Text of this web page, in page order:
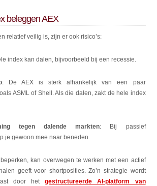
beleggen AEX
relatief veilig is, zijn er ook risico’s:
index kan dalen, bijvoorbeeld bij een recessie.
: De AEX is sterk afhankelijk van een paar
ASML of Shell. Als die dalen, zakt de hele index
tegen dalende markten: Bij passief
je gewoon mee naar beneden.
kan overwegen te werken met een actief
geeft voor shortposities. Zo’n strategie wordt
door hetgestructureerde AI-platform van